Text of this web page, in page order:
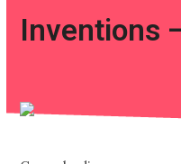
Inventions